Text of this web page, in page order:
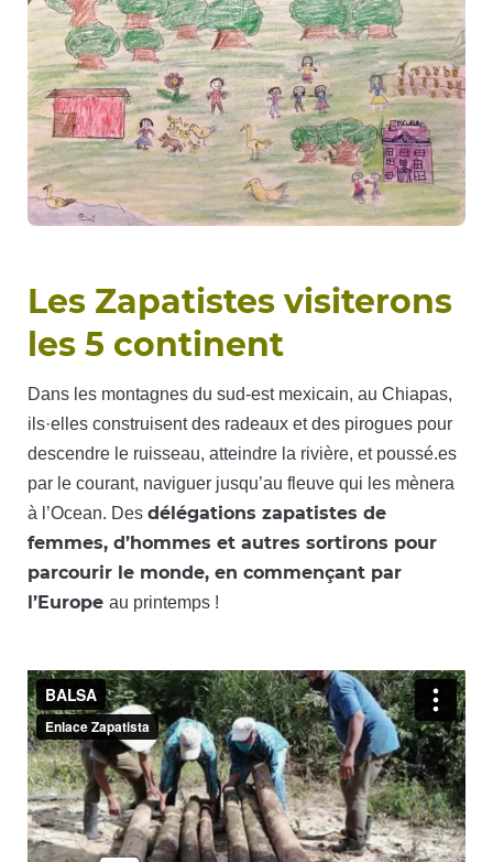
Les Zapatistes visiterons
les 5 continent
Dans les montagnes du sud-est mexicain, au Chiapas,
ils·elles construisent des radeaux et des pirogues pour
descendre le ruisseau, atteindre la rivière, et poussé.es
par le courant, naviguer jusqu’au fleuve qui les mènera
à l’Ocean. Des délégations zapatistes de
femmes, d’hommes et autres sortirons pour
parcourir le monde, en commençant par
l’Europe au printemps !